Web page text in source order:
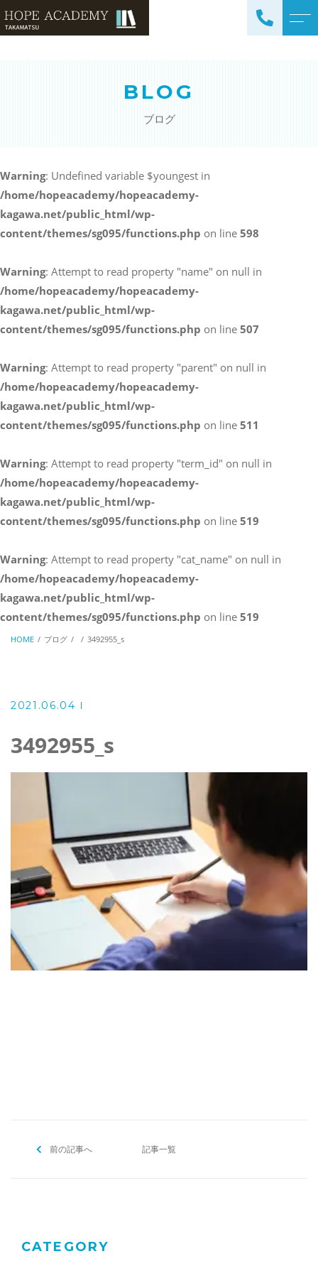
（4科目）
中学生コース（5科目）
高校生コース（3科目）
英会話コース（幼児～小学
校低学年）
087-887-7663
Webからのお問い合わせ
CONTACT
BLOG
ブログ
Warning: Undefined variable $youngest in
/home/hopeacademy/hopeacademy-
kagawa.net/public_html/wp-
content/themes/sg095/functions.php on line 598
Warning: Attempt to read property "name" on null in
/home/hopeacademy/hopeacademy-
kagawa.net/public_html/wp-
content/themes/sg095/functions.php on line 507
Warning: Attempt to read property "parent" on null in
/home/hopeacademy/hopeacademy-
kagawa.net/public_html/wp-
content/themes/sg095/functions.php on line 511
Warning: Attempt to read property "term_id" on null in
/home/hopeacademy/hopeacademy-
kagawa.net/public_html/wp-
content/themes/sg095/functions.php on line 519
Warning: Attempt to read property "cat_name" on null in
/home/hopeacademy/hopeacademy-
kagawa.net/public_html/wp-
content/themes/sg095/functions.php on line 519
HOME ブログ 3492955_s
2021.06.04
3492955_s
前の記事へ 記事一覧
CATEGORY